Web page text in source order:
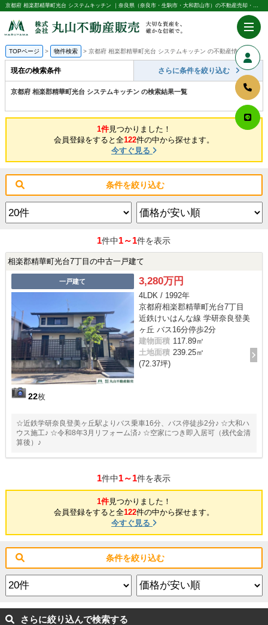
京都府 相楽郡精華町光台 システムキッチン ｜奈良県（奈良市・生駒市・大和郡山市）の不動産売却・購入のことなら株式会社丸山不動産販売
TOPページ 物件検索 京都府 相楽郡精華町光台 システムキッチン の不動産情報一覧
現在の検索条件 さらに条件を絞り込む
京都府 相楽郡精華町光台 システムキッチン の検索結果一覧
1件見つかりました！
会員登録をすると全122件の中から探せます。
今すぐ見る
条件を絞り込む
1件中1～1件を表示
相楽郡精華町光台7丁目の中古一戸建て
一戸建て
22枚
3,280万円
4LDK / 1992年
京都府相楽郡精華町光台7丁目
近鉄けいはんな線 学研奈良登美
ヶ丘 バス16分停歩2分
建物面積 117.89㎡
土地面積 239.25㎡
(72.37坪)
☆近鉄学研奈良登美ヶ丘駅よりバス乗車16分、バス停徒歩2分♪ ☆大和ハ
ウス施工♪ ☆令和8年3月リフォーム済♪ ☆空家につき即入居可（残代金清
算後）♪
1件中1～1件を表示
1件見つかりました！
会員登録をすると全122件の中から探せます。
今すぐ見る
条件を絞り込む
さらに絞り込んで検索する